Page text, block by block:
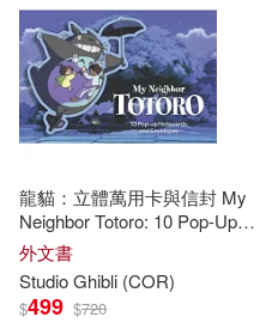
現在可購買商品(68)
作者/演唱/譯/編/繪(60)
價格
龍貓：立體萬用卡與信封 My
Neighbor Totoro: 10 Pop-Up
Notecards and Envelopes
外文書
StudioGhibli (COR)
$499 $720